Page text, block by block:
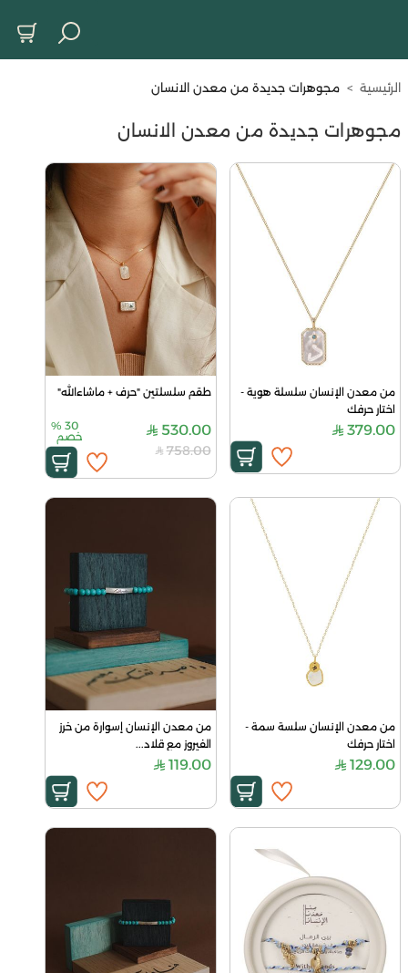
الرئيسية > مجوهرات جديدة من معدن الانسان
مجوهرات جديدة من معدن الانسان
اختار حرفك
379.00
طقم سلسلتين "حرف + ماشاءالله"
530.00
30
%
خصم
758.00
اختار حرفك
129.00
الفيروز مع قلاد...
119.00